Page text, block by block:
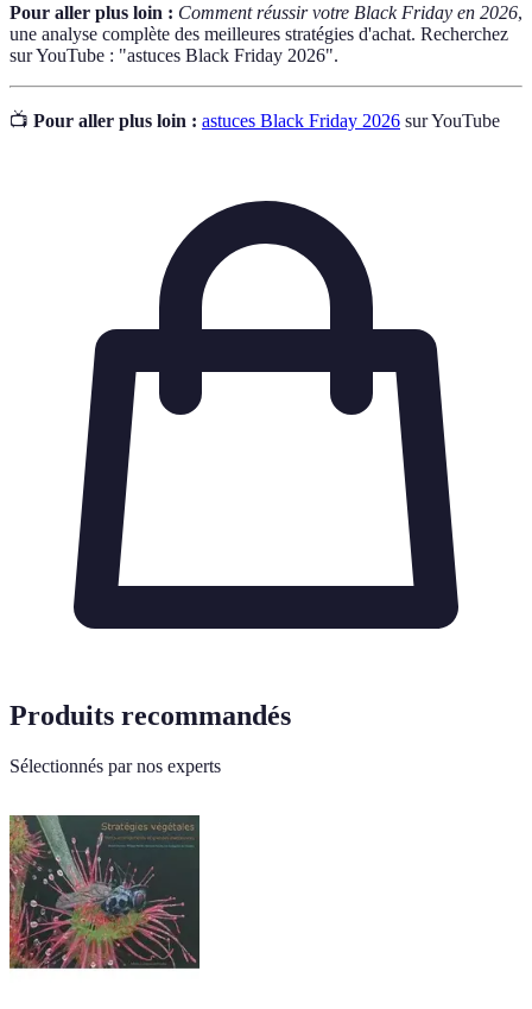
Pour aller plus loin : Comment réussir votre Black Friday en 2026,
une analyse complète des meilleures stratégies d'achat. Recherchez
sur YouTube : "astuces Black Friday 2026".
📺 Pour aller plus loin : astuces Black Friday 2026 sur YouTube
Produits recommandés
Sélectionnés par nos experts